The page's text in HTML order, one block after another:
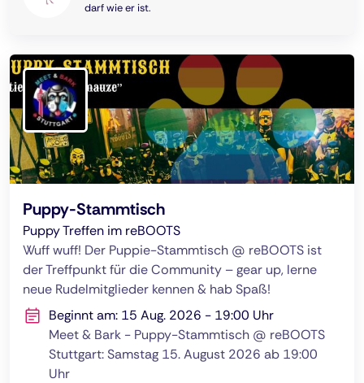
darf wie er ist.
Puppy-Stammtisch
Puppy Treffen im reBOOTS
Wuff wuff! Der Puppie-Stammtisch @ reBOOTS ist
der Treffpunkt für die Community – gear up, lerne
neue Rudelmitglieder kennen & hab Spaß!
Beginnt am: 15 Aug. 2026 - 19:00 Uhr
Meet & Bark - Puppy-Stammtisch @ reBOOTS
Stuttgart: Samstag 15. August 2026 ab 19:00
Uhr